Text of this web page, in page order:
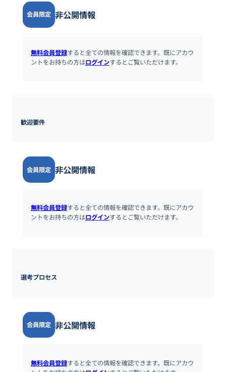
会員限定 非公開情報
無料会員登録すると全ての情報を確認できます。既にアカウ
ントをお持ちの方はログインするとご覧いただけます。
歓迎要件
会員限定 非公開情報
無料会員登録すると全ての情報を確認できます。既にアカウ
ントをお持ちの方はログインするとご覧いただけます。
選考プロセス
会員限定 非公開情報
無料会員登録すると全ての情報を確認できます。既にアカウ